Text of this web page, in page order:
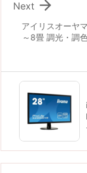
アイリスオーヤ
～8畳 調光・調

Next